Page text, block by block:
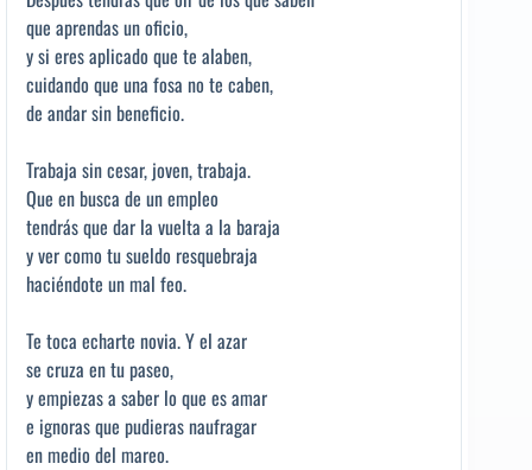
que aprendas un oficio,
y si eres aplicado que te alaben,
cuidando que una fosa no te caben,
de andar sin beneficio.
Trabaja sin cesar, joven, trabaja.
Que en busca de un empleo
tendrás que dar la vuelta a la baraja
y ver como tu sueldo resquebraja
haciéndote un mal feo.
Te toca echarte novia. Y el azar
se cruza en tu paseo,
y empiezas a saber lo que es amar
e ignoras que pudieras naufragar
en medio del mareo.